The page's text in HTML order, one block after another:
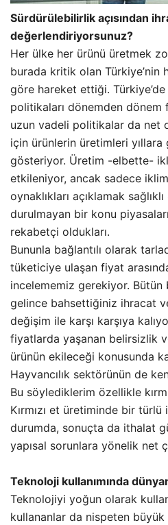
Sürdürülebilirlik açısından
değerlendiriyorsunuz?
Her ülke her ürünü üretmek
burada kritik olan Türkiye’nin
göre hareket ettiği. Türkiye’de
politikaları dönemden dönem
uzun vadeli politikalar da net
için ürünlerin üretimleri yıllara
gösteriyor. Üretim -elbette-
etkileniyor, ancak sadece
oynaklıkları açıklamak
durulmayan bir konu
rekabetçi oldukları.
Bununla bağlantılı olarak
tüketiciye ulaşan fiyat
incelememiz gerekiyor.
gelince bahsettiğiniz ihracat
değişim ile karşı karşıya
fiyatlarda yaşanan belirsizlik
ürünün ekileceği konusunda
Hayvancılık sektörünün de
Bu söylediklerim özellikle
Kırmızı et üretiminde bir
durumda, sonuçta da ithalat
yapısal sorunlara yönelik net
Teknoloji kullanımında
Teknolojiyi yoğun olarak
kullananlar da nispeten